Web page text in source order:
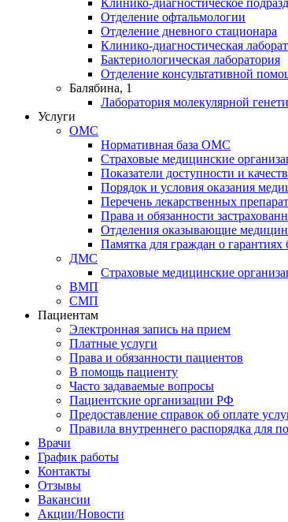
Клинико-диагностическое
Отделение офтальмологии
Отделение дневного стационара
Клинико-диагностическая
Бактериологическая лаборатория
Отделение консультативной
Балябина, 1
Лаборатория молекулярной
Услуги
ОМС
Нормативная база ОМС
Страховые медицинские
Показатели доступности и
Порядок и условия оказания
Перечень лекарственных
Права и обязанности
Отделения оказывающие
Памятка для граждан о
ДМС
Страховые медицинские
ВМП
СМП
Пациентам
Электронная запись на прием
Платные услуги
Права и обязанности пациентов
В помощь пациенту
Часто задаваемые вопросы
Пациентские организации РФ
Предоставление справок об оплате
Правила внутреннего распорядка для
Врачи
График работы
Контакты
Отзывы
Вакансии
Акции/Новости